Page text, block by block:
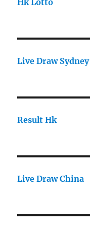
Hk Lotto
Live Draw Sydney
Result Hk
Live Draw China